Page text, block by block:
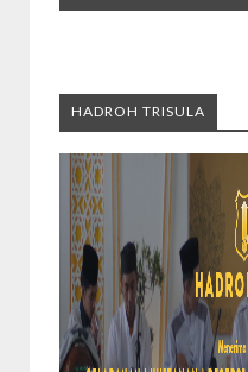
HADROH TRISULA